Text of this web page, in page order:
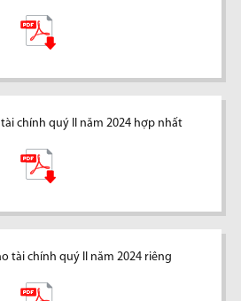
tài chính quý II năm 2024 hợp nhất
tài chính quý II năm 2024 riêng